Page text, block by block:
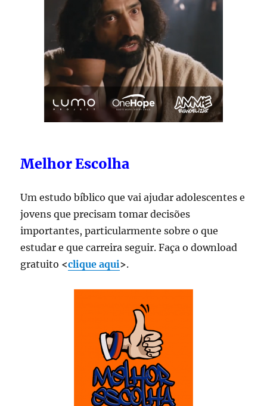
Melhor Escolha
Um estudo bíblico que vai ajudar adolescentes e
jovens que precisam tomar decisões
importantes, particularmente sobre o que
estudar e que carreira seguir. Faça o download
gratuito <clique aqui>.